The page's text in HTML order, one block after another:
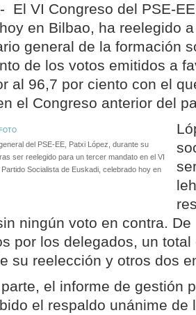
El VI Congreso del PSE-
en Bilbao, ha reelegido
general de la formación
de los votos emitidos a
al 96,7 por ciento con el
el Congreso anterior del
del PSE-EE, Patxi López, durante su
ser reelegido para un tercer mandato en el VI
Socialista de Euskadi, celebrado hoy en
ningún voto en contra.
por los delegados, un
su reelección y otros dos
el informe de gestión
el respaldo unánime de